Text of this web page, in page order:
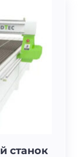
станок